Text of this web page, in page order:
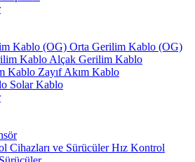
Orta Gerilim Kablo (OG)
Alçak Gerilim Kablo
Zayıf Akım Kablo
Solar Kablo
Hız Kontrol